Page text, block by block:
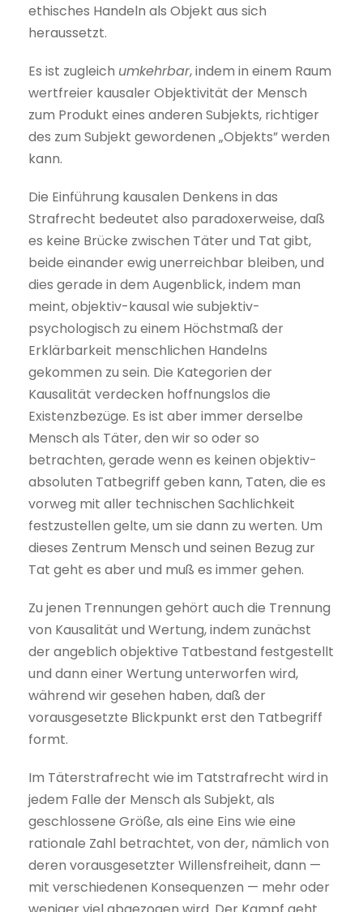
ethisches Handeln als Objekt aus sich
heraussetzt.
Es ist zugleich umkehrbar, indem in einem Raum
wertfreier kausaler Objektivität der Mensch
zum Produkt eines anderen Subjekts, richtiger
des zum Subjekt gewordenen „Objekts” werden
kann.
Die Einführung kausalen Denkens in das
Strafrecht bedeutet also paradoxerweise, daß
es keine Brücke zwischen Täter und Tat gibt,
beide einander ewig unerreichbar bleiben, und
dies gerade in dem Augenblick, indem man
meint, objektiv-kausal wie subjektiv-
psychologisch zu einem Höchstmaß der
Erklärbarkeit menschlichen Handelns
gekommen zu sein. Die Kategorien der
Kausalität verdecken hoffnungslos die
Existenzbezüge. Es ist aber immer derselbe
Mensch als Täter, den wir so oder so
betrachten, gerade wenn es keinen objektiv-
absoluten Tatbegriff geben kann, Taten, die es
vorweg mit aller technischen Sachlichkeit
festzustellen gelte, um sie dann zu werten. Um
dieses Zentrum Mensch und seinen Bezug zur
Tat geht es aber und muß es immer gehen.
Zu jenen Trennungen gehört auch die Trennung
von Kausalität und Wertung, indem zunächst
der angeblich objektive Tatbestand festgestellt
und dann einer Wertung unterworfen wird,
während wir gesehen haben, daß der
vorausgesetzte Blickpunkt erst den Tatbegriff
formt.
Im Täterstrafrecht wie im Tatstrafrecht wird in
jedem Falle der Mensch als Subjekt, als
geschlossene Größe, als eine Eins wie eine
rationale Zahl betrachtet, von der, nämlich von
deren vorausgesetzter Willensfreiheit, dann —
mit verschiedenen Konsequenzen — mehr oder